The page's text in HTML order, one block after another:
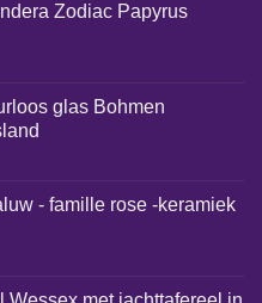
Zodiac Papyrus
glas Bohmen
- famille rose -keramiek